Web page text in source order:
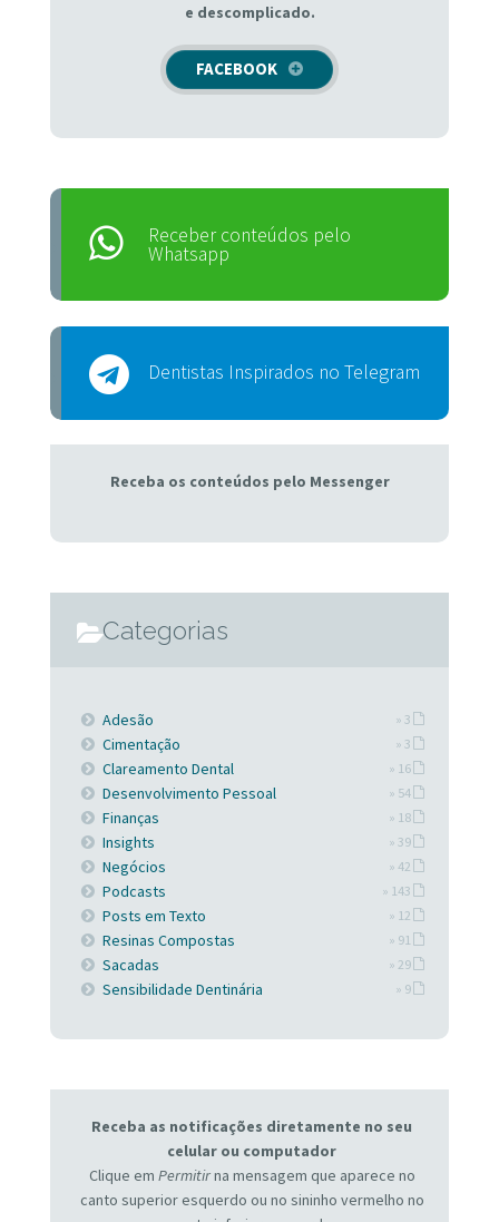
e descomplicado.
FACEBOOK
Receber conteúdos pelo
Whatsapp
Dentistas Inspirados no Telegram
Receba os conteúdos pelo Messenger
Categorias
Adesão » 3
Cimentação » 3
Clareamento Dental » 16
Desenvolvimento Pessoal » 54
Finanças » 18
Insights » 39
Negócios » 42
Podcasts » 143
Posts em Texto » 12
Resinas Compostas » 91
Sacadas » 29
Sensibilidade Dentinária » 9
Receba as notificações diretamente no seu
celular ou computador
Clique em Permitirna mensagem que aparece no
canto superior esquerdo ou no sininho vermelho no